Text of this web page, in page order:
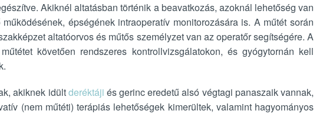
Akiknél altatásban történik a beavatkozás, azoknál lehetőség van
épségének intraoperatív monitorozására is. A műtét során
altatóorvos és műtős személyzet van az operatőr segítségére. A
követően rendszeres kontrollvizsgálatokon, és gyógytornán kell
akiknek idültderéktáji és gerinc eredetű alsó végtagi panaszaik vannak,
(nem műtéti) terápiás lehetőségek kimerültek, valamint hagyományos